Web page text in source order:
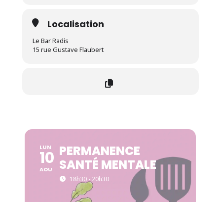
Localisation
Le Bar Radis
15 rue Gustave Flaubert
LUN
10
AOU
PERMANENCE
SANTÉ MENTALE
18h30 - 20h30